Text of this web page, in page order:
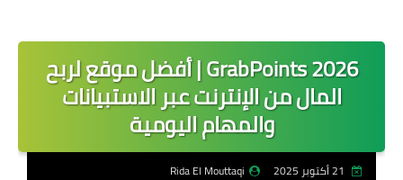
GrabPoints 2026 | أفضل موقع لربح
المال من الإنترنت عبر الاستبيانات
والمهام اليومية
Rida El Mouttaqi